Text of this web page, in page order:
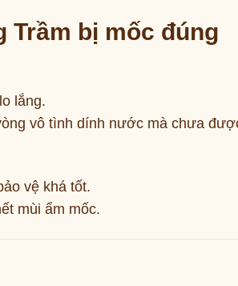
Trầm bị mốc đúng
lắng.
vô tình dính nước mà chưa
vệ khá tốt.
mùi ẩm mốc.